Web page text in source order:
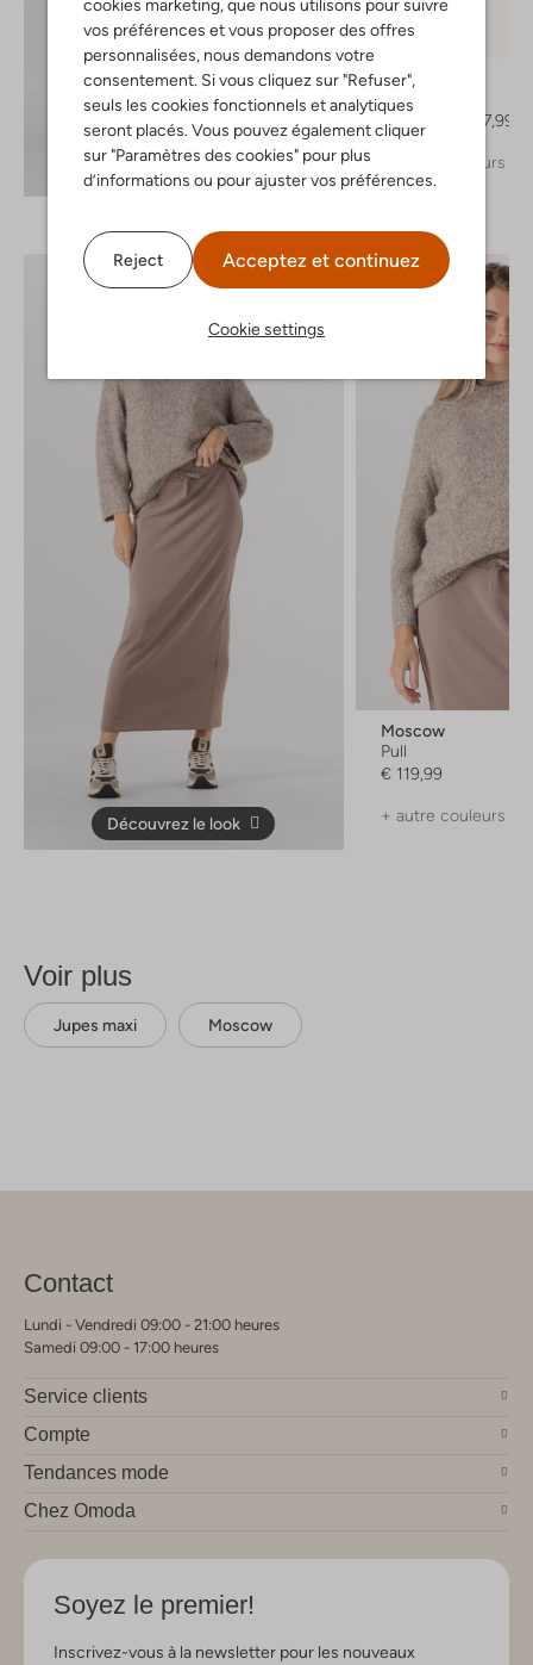
cookies marketing, que nous utilisons pour suivre
vos préférences et vous proposer des offres
personnalisées, nous demandons votre
consentement. Si vous cliquez sur "Refuser",
seuls les cookies fonctionnels et analytiques
seront placés. Vous pouvez également cliquer
sur "Paramètres des cookies" pour plus
d’informations ou pour ajuster vos préférences.
Reject Acceptez et continuez
Cookie settings
Découvrez le look
-40%
Via Vai
Bottes hautes
€ 279,99
€ 167,99
+ autre couleurs
Découvrez le look
Moscow
Pull
€ 119,99
+ autre couleurs
Voir plus
Jupes maxi Moscow
Contact
Lundi - Vendredi 09:00 - 21:00 heures
Samedi 09:00 - 17:00 heures
Service clients
Compte
Tendances mode
Chez Omoda
Soyez le premier!
Inscrivez-vous à la newsletter pour les nouveaux